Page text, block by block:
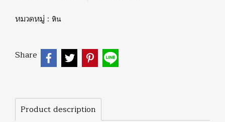
หมวดหมู่ : หิน
Share
Product description